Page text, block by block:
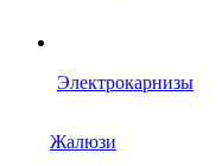
Электрокарнизы
Жалюзи